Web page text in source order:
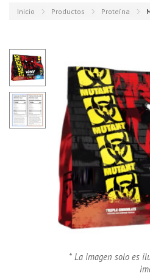
Inicio Productos Proteína
* La imagen solo es